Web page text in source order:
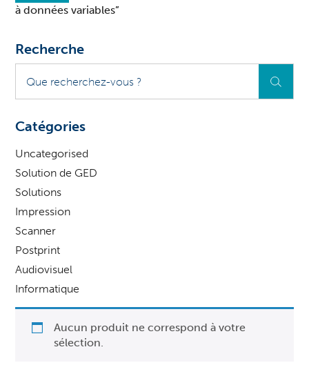
à données variables”
Recherche
recherchez-
vous
Catégories
Uncategorised
Solution de GED
Solutions
Impression
Scanner
Postprint
Audiovisuel
Informatique
Aucun produit ne correspond à votre
sélection.